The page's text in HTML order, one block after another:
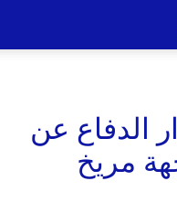
الدفاع عن
مريخ